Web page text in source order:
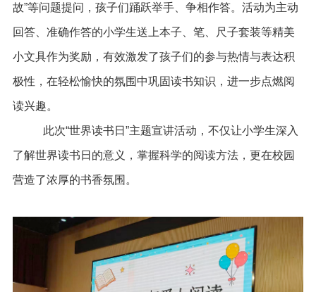
故”等问题提问，孩子们踊跃举手、争相作答。活动为主动
回答、准确作答的小学生送上本子、笔、尺子套装等精美
小文具作为奖励，有效激发了孩子们的参与热情与表达积
极性，在轻松愉快的氛围中巩固读书知识，进一步点燃阅
读兴趣。
此次“世界读书日”主题宣讲活动，不仅让小学生深入
了解世界读书日的意义，掌握科学的阅读方法，更在校园
营造了浓厚的书香氛围。